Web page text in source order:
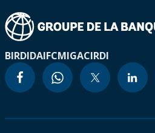
BIRDIDAIFCMIGACIRDI